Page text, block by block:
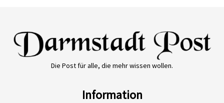
Die Post für alle, die mehr wissen wollen.
Information